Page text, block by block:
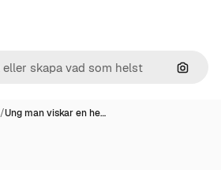
Sök
/Ung man viskar en he…